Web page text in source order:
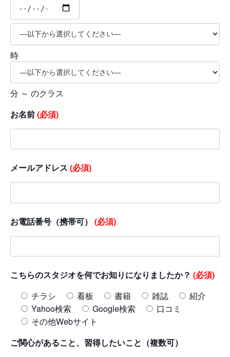
時
分 ～ のクラス
お名前(必須)
メールアドレス (必須)
お電話番号（携帯可） (必須)
こちらのスタジオを何でお知りになりましたか？ (必須)
チラシ
看板 書籍 雑誌
紹介
Yahoo検索
Google検索
口コミ
その他Webサイト
ご関心があること、習得したいこと（複数可）